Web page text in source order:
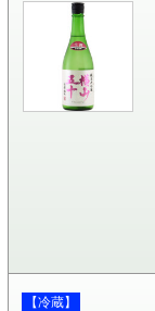
【冷蔵】